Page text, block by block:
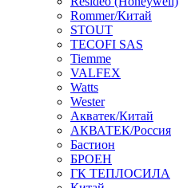
Rommer/Китай
STOUT
TECOFI SAS
Tiemme
VALFEX
Watts
Wester
Акватек/Китай
АКВАТЕК/Россия
Бастион
БРОЕН
ГК ТЕПЛОСИЛА